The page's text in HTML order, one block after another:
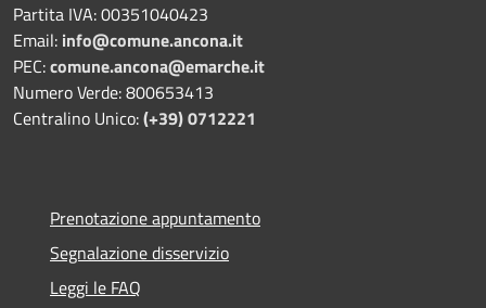
Partita IVA: 00351040423
Email: info@comune.ancona.it
PEC:comune.ancona@emarche.it
Numero Verde: 800653413
Centralino Unico:(+39) 0712221
Prenotazione appuntamento
Segnalazione disservizio
Leggi le FAQ